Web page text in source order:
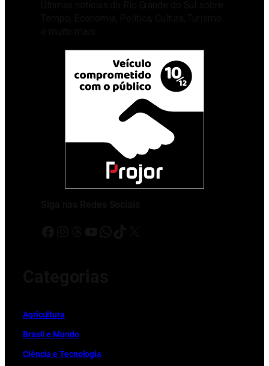
Agricultura
Brasil e Mundo
Ciência e Tecnologia